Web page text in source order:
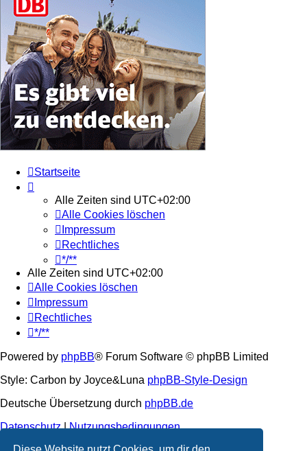
Startseite
Alle Zeiten sind UTC+02:00
Alle Cookies löschen
Impressum
Rechtliches
*/**
Alle Zeiten sind UTC+02:00
Alle Cookies löschen
Impressum
Rechtliches
*/**
Powered by phpBB® Forum Software © phpBB Limited
Style: Carbon by Joyce&Luna phpBB-Style-Design
Deutsche Übersetzung durch phpBB.de
Datenschutz |Nutzungsbedingungen